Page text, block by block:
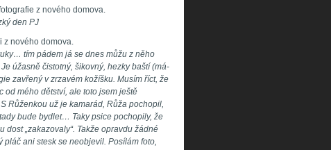
z nového domova.
den PJ
z nového domova.
tím pádem já se dnes můžu z něho
úžasně čistotný, šikovný, hezky baští (má-
zavřený v zrzavém kožíšku. Musím říct, že
od mého dětství, ale toto jsem ještě
Růženkou už je kamarád, Růža pochopil,
bude bydlet… Taky psice pochopily, že
dost „zakazovaly“. Takže opravdu žádné
ani stesk se neobjevil. Posílám foto,